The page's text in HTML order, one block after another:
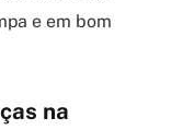
e em bom
na